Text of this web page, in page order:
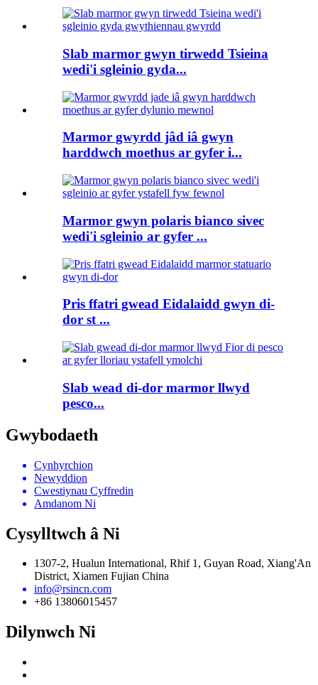
Slab marmor gwyn tirwedd Tsieina
wedi'i sgleinio gyda...
Marmor gwyrdd jâd iâ gwyn
harddwch moethus ar gyfer i...
Marmor gwyn polaris bianco sivec
wedi'i sgleinio ar gyfer ...
Pris ffatri gwead Eidalaidd gwyn di-
dor st ...
Slab wead di-dor marmor llwyd
pesco...
Gwybodaeth
Cynhyrchion
Newyddion
Cwestiynau Cyffredin
Amdanom Ni
Cysylltwch â Ni
1307-2, Hualun International, Rhif 1, Guyan Road, Xiang'An
District, Xiamen Fujian China
info@rsincn.com
+86 13806015457
Dilynwch Ni